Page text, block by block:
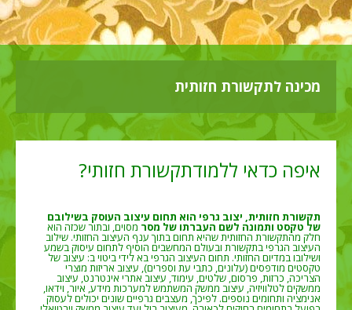
מכינה לתקשורת חזותית
איפה כדאי ללמודתקשורת חזותי?
תקשורת חזותית, יצוב גרפי הוא תחום עיצוב העוסק בשילובם
של טקסט ותמונה לשם העברתו של מסר מסוים, ובתור שכזה הוא
חלק מהתקשורת החזותית שהיא תחום בתוך ענף העיצוב החזותי. שילוב
העיצוב הגרפי בתקשורת ובעולם המחשבים הוסיף לתחום עיסוק בשמע
ושילובו במדיום החזותי. תחום העיצוב הגרפי בא לידי ביטוי ב: עיצוב של
טקסטים מודפסים (עלונים, כתבי עת וספרים), עיצוב אריזות מוצרי
הצריכה, כרזות, פרסום, שלטים, עימוד, עיצוב אתרי אינטרנט, עיצוב
ממשקים לטלוויזיה, עיצוב ממשק המשתמש למערכות מידע, איור, וידאו,
אנימציה ותחומים נוספים. לפיכך, מעצבים גרפיים שונים יכולים לעסוק